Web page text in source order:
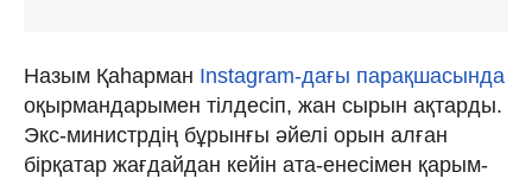
Назым Қаһарман Instagram-дағы парақшасында
оқырмандарымен тілдесіп, жан сырын ақтарды.
Экс-министрдің бұрынғы әйелі орын алған
бірқатар жағдайдан кейін ата-енесімен қарым-